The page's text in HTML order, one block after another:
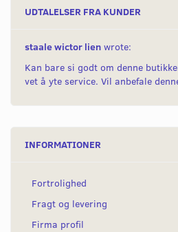
UDTALELSER FRA KUNDER
staale wictor lien wrote:
Kan bare si godt om denne
vet å yte service. Vil anbefale
INFORMATIONER
Fortrolighed
Fragt og levering
Firma profil